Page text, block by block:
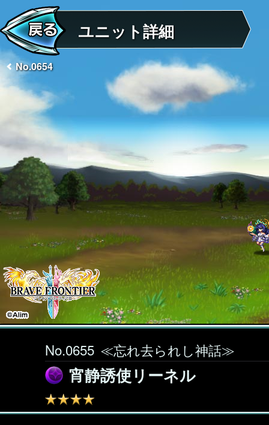
ユニット詳細
No.0654
No.0655 ≪忘れ去られし神話≫
宵静誘使リーネル